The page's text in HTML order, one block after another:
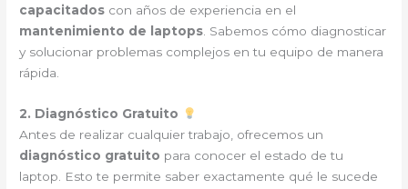
capacitados con años de experiencia en el
mantenimiento de laptops. Sabemos cómo diagnosticar
y solucionar problemas complejos en tu equipo de manera
rápida.
2. Diagnóstico Gratuito
Antes de realizar cualquier trabajo, ofrecemos un
diagnóstico gratuito para conocer el estado de tu
laptop. Esto te permite saber exactamente qué le sucede